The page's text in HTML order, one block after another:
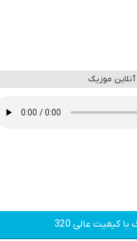
موزیک
کیفیت عالی 320